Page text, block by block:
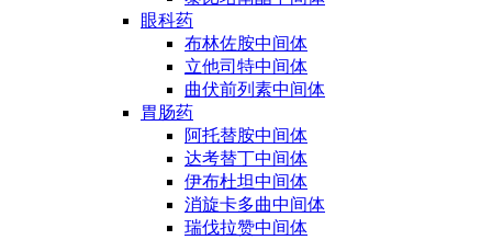
眼科药
布林佐胺中间体
立他司特中间体
曲伏前列素中间体
胃肠药
阿托替胺中间体
达考替丁中间体
伊布杜坦中间体
消旋卡多曲中间体
瑞伐拉赞中间体